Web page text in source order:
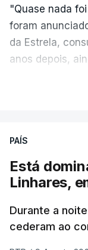
"Quase nada
foram
da Estrela,
anos depois,
ESTE
PAÍS
Está
Linhares,
Durante a
cederam ao